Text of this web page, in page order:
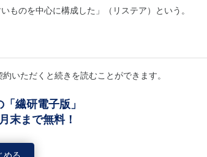
ものを中心に構成した」（リステア）という。
いただくと続きを読むことができます。
繊研電子版」
末まで無料！